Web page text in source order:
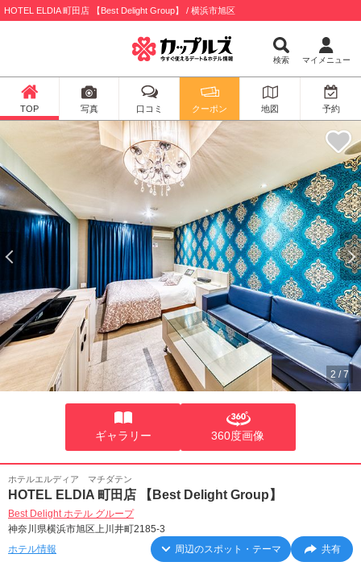
HOTEL ELDIA 町田店 【Best Delight Group】 / 横浜市旭区
検索 マイメニュー
TOP 写真 口コミ クーポン 地図 予約
2 /7
ギャラリー 360度画像
ホテルエルディア マチダテン
HOTEL ELDIA 町田店 【Best Delight Group】
Best Delight ホテル グループ
神奈川県横浜市旭区上川井町2185-3
ホテル情報
周辺のスポット・テーマ 共有